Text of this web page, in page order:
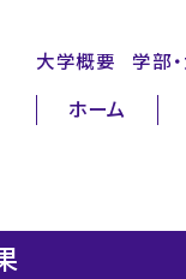
大学概要 学部
ホーム